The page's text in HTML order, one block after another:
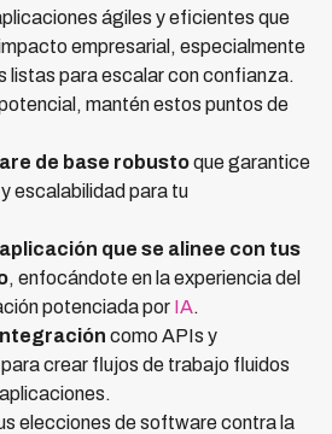
ágiles y eficientes que
empresarial, especialmente
listas para escalar con confianza.
mantén estos puntos de
de base robustoque garantice
escalabilidad para tu
que se alinee con tus
, enfocándote en la experiencia del
potenciada por IA.
como APIs y
para crear flujos de trabajo fluidos
elecciones de software contra la